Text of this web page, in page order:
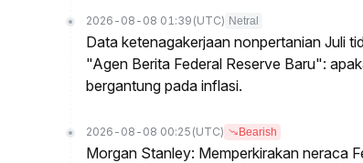
2026-08-08 01:39 (UTC) Netral
Data ketenagakerjaan nonpertanian Juli
"Agen Berita Federal Reserve Baru":
bergantung pada inflasi.
2026-08-08 00:25 (UTC) Bearish
Morgan Stanley: Memperkirakan neraca